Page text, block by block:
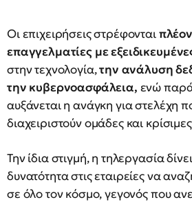
Οι επιχειρήσεις στρέφονται
επαγγελματίες με
στην τεχνολογία,την ανάλυση
την κυβερνοασφάλεια, ενώ
αυξάνεται η ανάγκη για στελέχη
διαχειριστούν ομάδες και
Την ίδια στιγμή, η τηλεργασία
δυνατότητα στις εταιρείες να
σε όλο τον κόσμο, γεγονός που